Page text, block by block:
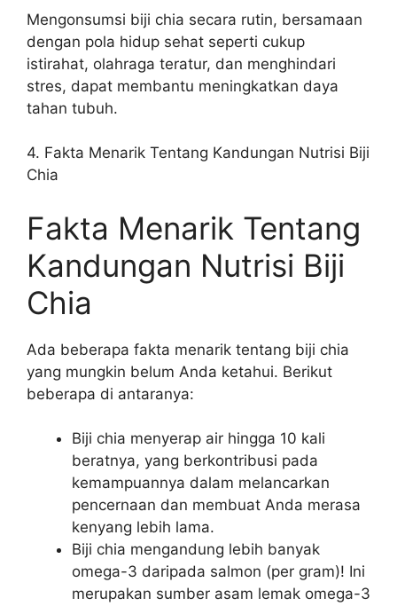
Mengonsumsi biji chia secara rutin, bersamaan
dengan pola hidup sehat seperti cukup
istirahat, olahraga teratur, dan menghindari
stres, dapat membantu meningkatkan daya
tahan tubuh.
4. Fakta Menarik Tentang Kandungan Nutrisi Biji
Chia
Fakta Menarik Tentang
Kandungan Nutrisi Biji
Chia
Ada beberapa fakta menarik tentang biji chia
yang mungkin belum Anda ketahui. Berikut
beberapa di antaranya:
Biji chia menyerap air hingga 10 kali
beratnya, yang berkontribusi pada
kemampuannya dalam melancarkan
pencernaan dan membuat Anda merasa
kenyang lebih lama.
Biji chia mengandung lebih banyak
omega-3 daripada salmon (per gram)! Ini
merupakan sumber asam lemak omega-3